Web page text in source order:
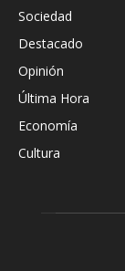
Sociedad
Destacado
Opinión
Última Hora
Economía
Cultura